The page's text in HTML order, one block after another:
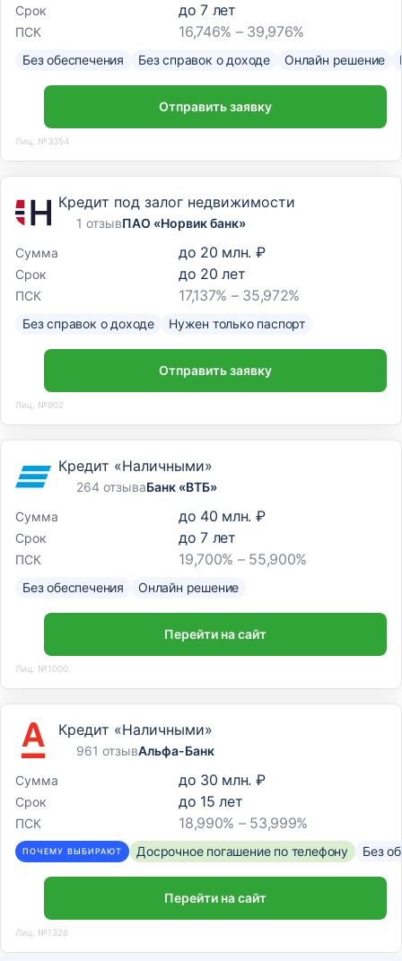
Срок до7лет
ПСК 16,746% – 39,976%
Без обеспечения Без справок о доходе Онлайн решение
Отправить заявку
Лиц. №3354
Кредит под залог недвижимости
1 отзывПАО «Норвик банк»
Сумма
до 20 млн. ₽
Срок до 20 лет
ПСК 17,137% – 35,972%
Без справок о доходе Нужен только паспорт
Отправить заявку
Лиц. №902
Кредит «Наличными»
264 отзываБанк «ВТБ»
Сумма
до 40 млн. ₽
Срок до7лет
ПСК 19,700% – 55,900%
Без обеспечения Онлайн решение
Перейти на сайт
Лиц. №1000
Кредит «Наличными»
961 отзывАльфа-Банк
Сумма
до 30 млн. ₽
Срок до 15 лет
ПСК 18,990% – 53,999%
ПОЧЕМУ ВЫБИРАЮТ Досрочное погашение по телефону Без
Перейти на сайт
Лиц. №1326